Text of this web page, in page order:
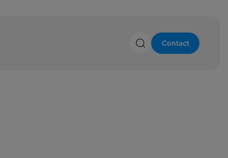
Contact